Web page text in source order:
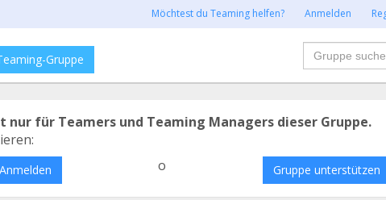
Möchtest du Teaming helfen? Anmelden
Gruppe
Suche
nur für Teamers und Teaming Managers dieser Gruppe.
Anmelden o Gruppe unterstützen